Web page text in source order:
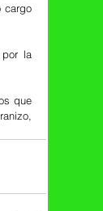
cargo
por la
que